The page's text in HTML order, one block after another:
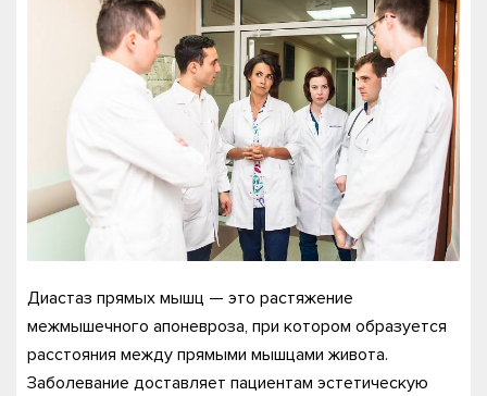
Диастаз прямых мышц — это растяжение
межмышечного апоневроза, при котором образуется
расстояния между прямыми мышцами живота.
Заболевание доставляет пациентам эстетическую